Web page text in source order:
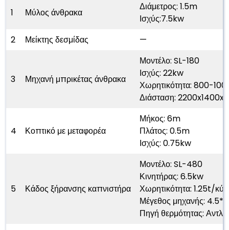
1 Μύλος άνθρακα
Διάμετρος: 1.5m
Ισχύς:7.5kw
2
Μείκτης δεσμίδας —
3 Μηχανή μπρικέτας άνθρακα
Μοντέλο: SL-180
Ισχύς: 22kw
Χωρητικότητα: 800-
Διάσταση:
4 Κοπτικό με μεταφορέα
Μήκος: 6m
Πλάτος: 0.5m
Ισχύς: 0.75kw
5 Κάδος ξήρανσης καπνιστήρα
Μοντέλο: SL-480
Κινητήρας: 6.5kw
Χωρητικότητα: 1.25t/
Μέγεθος μηχανής:
Πηγή θερμότητας: